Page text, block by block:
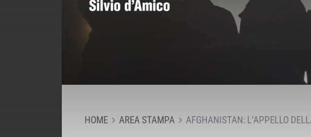
HOME AREA STAMPA AFGHANISTAN: L’APPELLO